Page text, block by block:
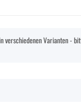
verschiedenen Varianten -